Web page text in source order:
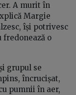
A murit în
Margie
își potrivesc
fredonează o
grupul se
încrucișat,
pumnii în aer,